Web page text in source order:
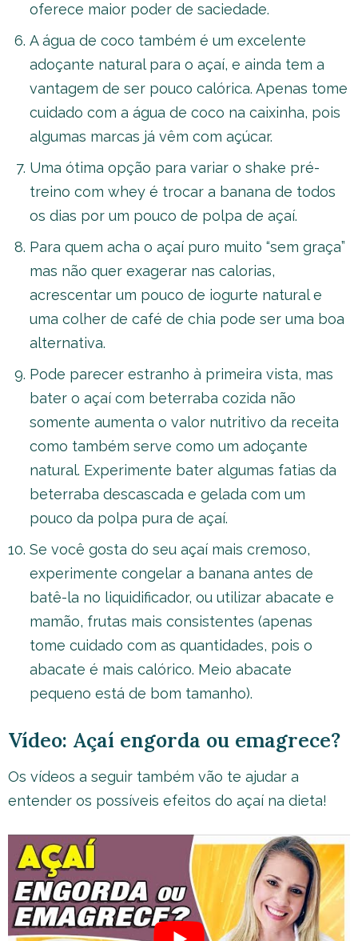
oferece maior poder de saciedade.
A água de coco também é um excelente
adoçante natural para o açaí, e ainda tem a
vantagem de ser pouco calórica. Apenas tome
cuidado com a água de coco na caixinha, pois
algumas marcas já vêm com açúcar.
Uma ótima opção para variar o shake pré-
treino com whey é trocar a banana de todos
os dias por um pouco de polpa de açaí.
Para quem acha o açaí puro muito “sem graça”
mas não quer exagerar nas calorias,
acrescentar um pouco de iogurte natural e
uma colher de café de chia pode ser uma boa
alternativa.
Pode parecer estranho à primeira vista, mas
bater o açaí com beterraba cozida não
somente aumenta o valor nutritivo da receita
como também serve como um adoçante
natural. Experimente bater algumas fatias da
beterraba descascada e gelada com um
pouco da polpa pura de açaí.
Se você gosta do seu açaí mais cremoso,
experimente congelar a banana antes de
batê-la no liquidificador, ou utilizar abacate e
mamão, frutas mais consistentes (apenas
tome cuidado com as quantidades, pois o
abacate é mais calórico. Meio abacate
pequeno está de bom tamanho).
Vídeo: Açaí engorda ou emagrece?
Os vídeos a seguir também vão te ajudar a
entender os possíveis efeitos do açaí na dieta!